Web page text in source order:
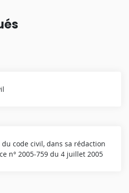
code civil, dans sa rédaction
n° 2005-759 du 4 juillet 2005